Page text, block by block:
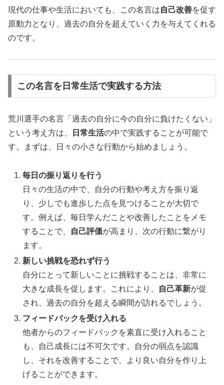
現代の仕事や生活においても、この名言は自己改善を促す
原動力となり、過去の自分を超えていく力を与えてくれる
のです。
この名言を日常生活で実践する方法
荒川選手の名言「過去の自分に今の自分に負けたくない」
という考え方は、
日常生活の中で実践することが可能で
す。まずは、日々の小さな行動から始めましょう。
毎日の振り返りを行う
日々の生活の中で、自分の行動や考え方を振り返
り、少しでも進歩した点を見つけることが大切で
す。例えば、毎日学んだことや改善したことをメモ
することで、
自己評価が高まり、次の行動に繋がり
ます。
新しい挑戦を恐れず行う
自分にとって新しいことに挑戦することは、非常に
大きな成長を促します。これにより、
自己革新が促
され、過去の自分を超える瞬間が訪れるでしょう。
フィードバックを受け入れる
他者からのフィードバックを素直に受け入れること
も、自己成長には不可欠です。自分の弱点を認識
し、それを改善することで、より良い自分を作り上
げることができます。